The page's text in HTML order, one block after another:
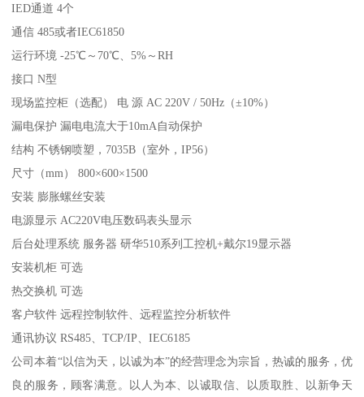
IED通道 4个
通信 485或者IEC61850
运行环境 -25℃～70℃、5%～RH
接口 N型
现场监控柜（选配） 电 源 AC 220V / 50Hz（±10%）
漏电保护 漏电电流大于10mA自动保护
结构 不锈钢喷塑，7035B（室外，IP56）
尺寸（mm） 800×600×1500
安装 膨胀螺丝安装
电源显示 AC220V电压数码表头显示
后台处理系统 服务器 研华510系列工控机+戴尔19显示器
安装机柜 可选
热交换机 可选
客户软件 远程控制软件、远程监控分析软件
通讯协议 RS485、TCP/IP、IEC6185
公司本着“以信为天，以诚为本”的经营理念为宗旨，热诚的服务，优
良的服务，顾客满意。以人为本、以诚取信、以质取胜、以新争天